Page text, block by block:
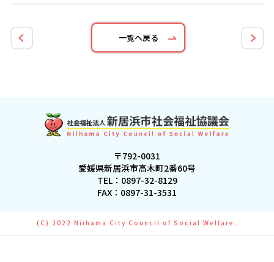
一覧へ戻る
〒792-0031
愛媛県新居浜市高木町2番60号
TEL： 0897-32-8129
FAX：0897-31-3531
(C) 2022 Niihama City Council of Social Welfare.